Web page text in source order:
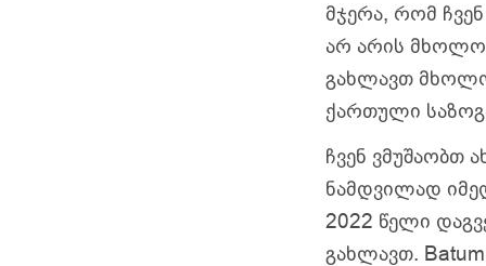
მჯერა, რომ
არ არის
გახლავთ
ქართული
ჩვენ ვმუშაობთ
ნამდვილად
2022 წელი
გახლავთ.